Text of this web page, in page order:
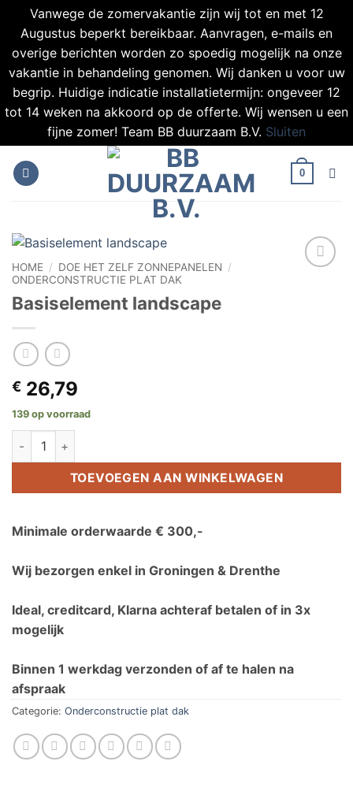
Vanwege de zomervakantie zijn wij tot en met 12
Augustus beperkt bereikbaar. Aanvragen, e-mails en
overige berichten worden zo spoedig mogelijk na onze
vakantie in behandeling genomen. Wij danken u voor uw
begrip. Huidige indicatie installatietermijn: ongeveer 12
tot 14 weken na akkoord op de offerte. Wij wensen u een
fijne zomer! Team BB duurzaam B.V. Sluiten
naar
0
HOME / DOE HET ZELF ZONNEPANELEN /
ONDERCONSTRUCTIE PLAT DAK
Basiselement landscape
€ 26,79
139 op voorraad
Basiselement landscape aantal
TOEVOEGEN AAN WINKELWAGEN
Minimale orderwaarde € 300,-
Wij bezorgen enkel in Groningen & Drenthe
Ideal, creditcard, Klarna achteraf betalen of in 3x
mogelijk
Binnen 1 werkdag verzonden of af te halen na
afspraak
Categorie: Onderconstructie plat dak